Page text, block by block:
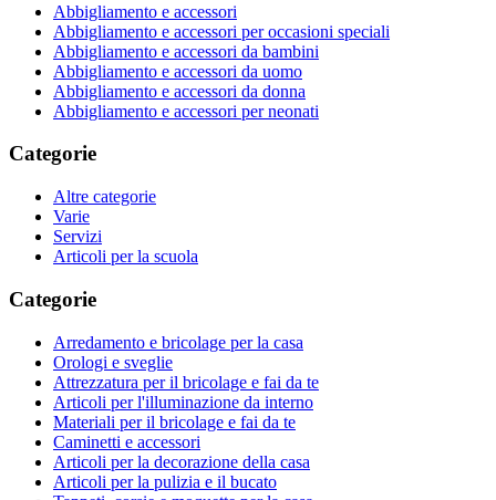
Abbigliamento e accessori
Abbigliamento e accessori per occasioni speciali
Abbigliamento e accessori da bambini
Abbigliamento e accessori da uomo
Abbigliamento e accessori da donna
Abbigliamento e accessori per neonati
Categorie
Altre categorie
Varie
Servizi
Articoli per la scuola
Categorie
Arredamento e bricolage per la casa
Orologi e sveglie
Attrezzatura per il bricolage e fai da te
Articoli per l'illuminazione da interno
Materiali per il bricolage e fai da te
Caminetti e accessori
Articoli per la decorazione della casa
Articoli per la pulizia e il bucato